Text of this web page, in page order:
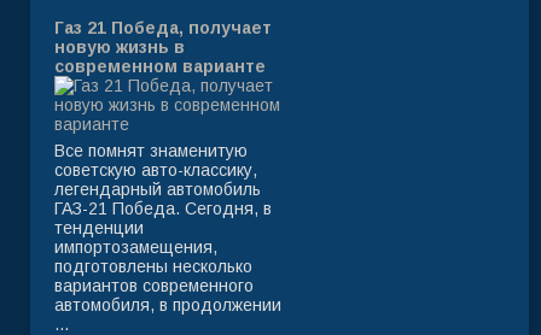
Газ 21 Победа, получает
новую жизнь в
современном варианте
Все помнят знаменитую
советскую авто-классику,
легендарный автомобиль
ГАЗ-21 Победа. Сегодня, в
тенденции
импортозамещения,
подготовлены несколько
вариантов современного
автомобиля, в продолжении
...